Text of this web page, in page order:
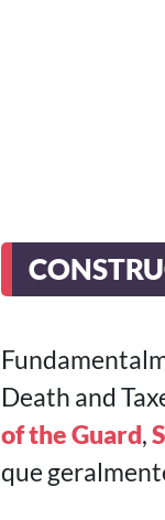
Death and
of the Guard,
que